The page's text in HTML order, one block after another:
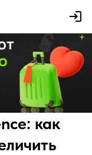
как